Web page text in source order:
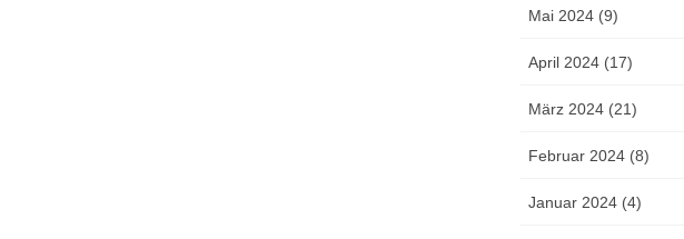
Mai 2024 (9)
April 2024 (17)
März 2024 (21)
Februar 2024 (8)
Januar 2024 (4)